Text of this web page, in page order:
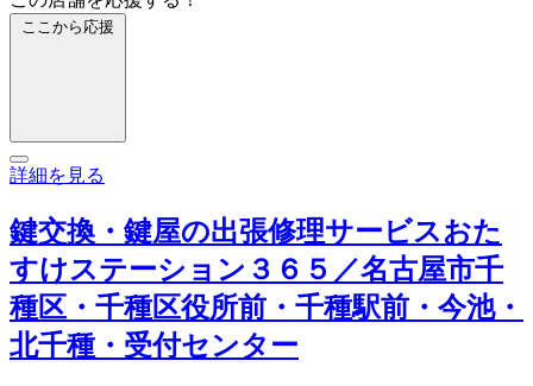
ここから応援
詳細を見る
鍵交換・鍵屋の出張修理サービスおた
すけステーション３６５／名古屋市千
種区・千種区役所前・千種駅前・今池・
北千種・受付センター